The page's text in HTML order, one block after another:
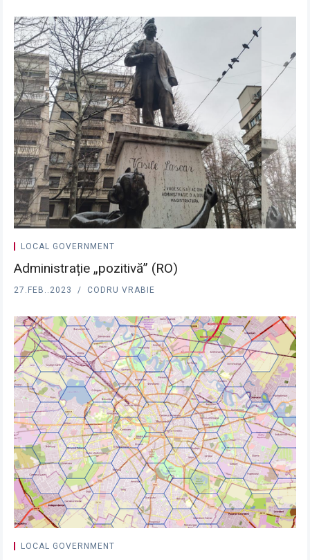
LOCAL GOVERNMENT
Administrație „pozitivă” (RO)
27.FEB..2023 CODRU VRABIE
LOCAL GOVERNMENT